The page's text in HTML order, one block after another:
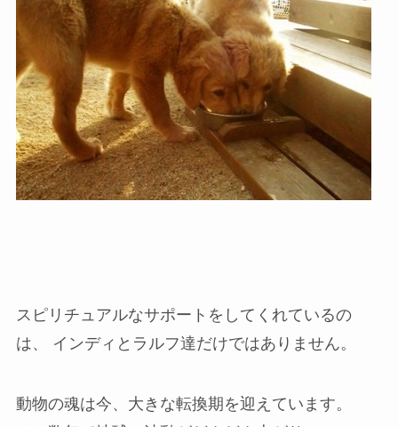
スピリチュアルなサポートをしてくれているの
は、 インディとラルフ達だけではありません。
動物の魂は今、大きな転換期を迎えています。